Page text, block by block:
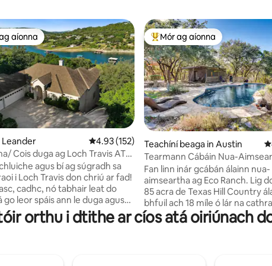
léirmheas
ag aíonna
aíonna
Leander Meánrátáil 4.93 as 5, 152 léirmheas
4.93 (152)
Cois duga ag Loch Travis ATX
agus bí ag súgradh sa
cadhc, nó tabhair leat do
go leor spáis ann le duga agus
Taitneoidh an cluiche & an
go mór le páistí, agus
An-mhór ag aíonna
Mór ag aíonna
Teachíní beaga in Austin
Tearmann Cábáin Nua-
Snámha, Tobán Te, Gabhair &
Fan linn inár gcábán álainn nua-
aimseartha ag Eco Ranch. Lig do scíth ar
85 acra de Texas Hill Country
bhfuil ach 18 míle ó lár na
Austin. Tá 32.5 méadar
chábán nua-aimseartha
orthu i dtithe ar cíos atá oiriúnach